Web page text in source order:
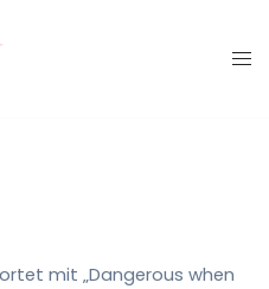
mit „Dangerous when